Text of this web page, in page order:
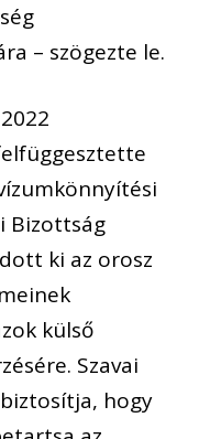
– szögezte le.
Bizottság
ki az orosz
külső
Szavai
hogy